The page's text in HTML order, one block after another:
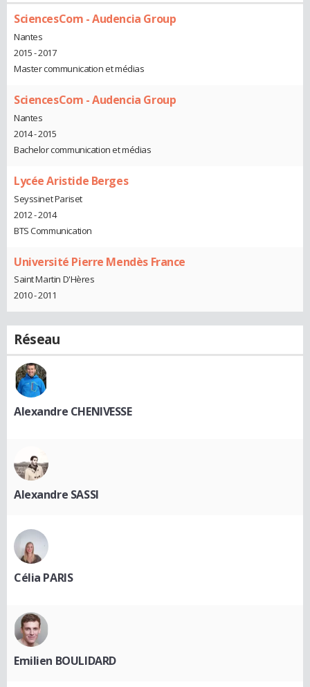
SciencesCom - Audencia Group
Nantes
2015 - 2017
Master communication et médias
SciencesCom - Audencia Group
Nantes
2014 - 2015
Bachelor communication et médias
Lycée Aristide Berges
Seyssinet Pariset
2012 - 2014
BTS Communication
Université Pierre Mendès France
Saint Martin D'Hères
2010 - 2011
Réseau
Alexandre CHENIVESSE
Alexandre SASSI
Célia PARIS
Emilien BOULIDARD